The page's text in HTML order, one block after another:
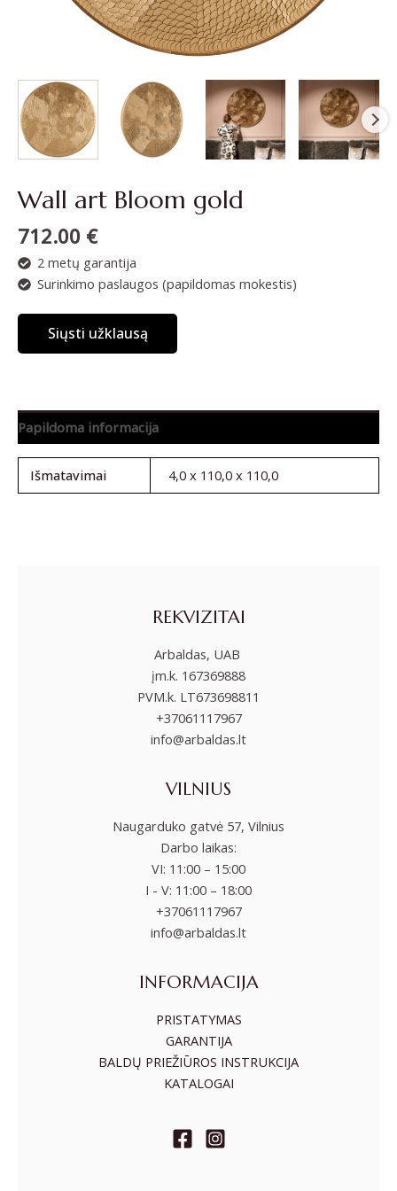
Wall art Bloom gold
712.00 €
2 metų garantija
Surinkimo paslaugos (papildomas mokestis)
Siųsti užklausą
Papildoma informacija
Išmatavimai 4,0 x 110,0 x 110,0
REKVIZITAI
Arbaldas, UAB
įm.k. 167369888
PVM.k. LT673698811
+37061117967
info@arbaldas.lt
VILNIUS
Naugarduko gatvė 57, Vilnius
Darbo laikas:
VI: 11:00 – 15:00
I - V: 11:00 – 18:00
+37061117967
info@arbaldas.lt
INFORMACIJA
PRISTATYMAS
GARANTIJA
BALDŲ PRIEŽIŪROS INSTRUKCIJA
KATALOGAI